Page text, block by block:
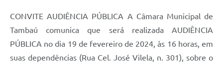
CONVITE AUDIÊNCIA PÚBLICA A Câmara Municipal de
Tambaú comunica que será realizada AUDIÊNCIA
PÚBLICA no dia 19 de fevereiro de 2024, às 16 horas, em
suas dependências (Rua Cel. José Vilela, n. 301), sobre o